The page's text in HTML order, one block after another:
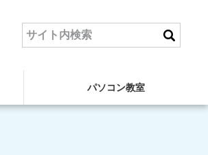
パソコン教室